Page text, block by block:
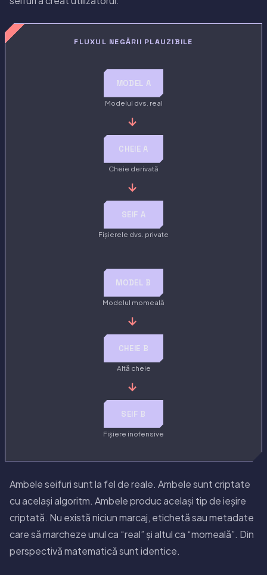
FLUXUL NEGĂRII PLAUZIBILE
MODEL A
Modelul dvs. real
→
CHEIE A
Cheie derivată
→
SEIF A
Fișierele dvs. private
MODEL B
Modelul momeală
→
CHEIE B
Altă cheie
→
SEIF B
Fișiere inofensive
Ambele seifuri sunt la fel de reale. Ambele sunt criptate
cu același algoritm. Ambele produc același tip de ieșire
criptată. Nu există niciun marcaj, etichetă sau metadate
care să marcheze unul ca “real” și altul ca “momeală”. Din
perspectivă matematică sunt identice.